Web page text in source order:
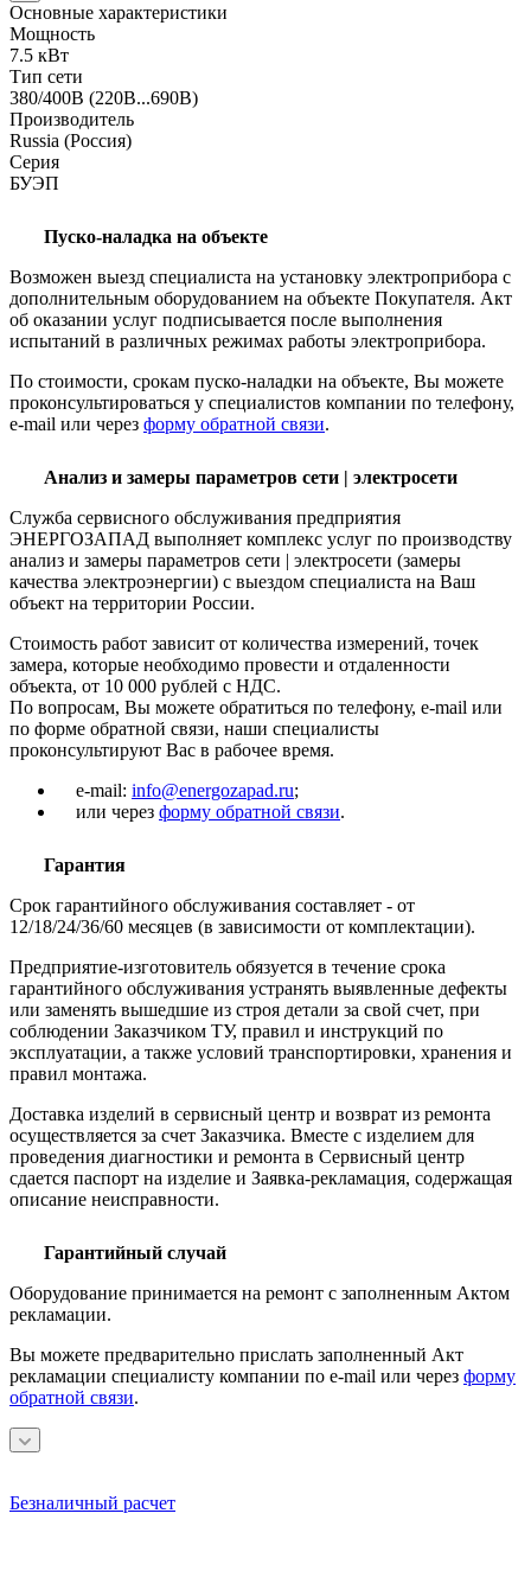
Основные характеристики
Мощность
7.5 кВт
Тип сети
380/400В (220В...690В)
Производитель
Russia (Россия)
Серия
БУЭП
Пуско-наладка на объекте
Возможен выезд специалиста на установку электроприбора с
дополнительным оборудованием на объекте Покупателя. Акт
об оказании услуг подписывается после выполнения
испытаний в различных режимах работы электроприбора.
По стоимости, срокам пуско-наладки на объекте, Вы можете
проконсультироваться у специалистов компании по телефону,
e-mail или через форму обратной связи.
Анализ и замеры параметров сети | электросети
Служба сервисного обслуживания предприятия
ЭНЕРГОЗАПАД выполняет комплекс услуг по производству
анализ и замеры параметров сети | электросети (замеры
качества электроэнергии) с выездом специалиста на Ваш
объект на территории России.
Стоимость работ зависит от количества измерений, точек
замера, которые необходимо провести и отдаленности
объекта, от 10 000 рублей с НДС.
По вопросам, Вы можете обратиться по телефону, e-mail или
по форме обратной связи, наши специалисты
проконсультируют Вас в рабочее время.
e-mail: info@energozapad.ru;
или через форму обратной связи.
Гарантия
Срок гарантийного обслуживания составляет - от
12/18/24/36/60 месяцев (в зависимости от комплектации).
Предприятие-изготовитель обязуется в течение срока
гарантийного обслуживания устранять выявленные дефекты
или заменять вышедшие из строя детали за свой счет, при
соблюдении Заказчиком ТУ, правил и инструкций по
эксплуатации, а также условий транспортировки, хранения и
правил монтажа.
Доставка изделий в сервисный центр и возврат из ремонта
осуществляется за счет Заказчика. Вместе с изделием для
проведения диагностики и ремонта в Сервисный центр
сдается паспорт на изделие и Заявка-рекламация, содержащая
описание неисправности.
Гарантийный случай
Оборудование принимается на ремонт с заполненным Актом
рекламации.
Вы можете предварительно прислать заполненный Акт
рекламации специалисту компании по e-mail или через форму
обратной связи.
Безналичный расчет